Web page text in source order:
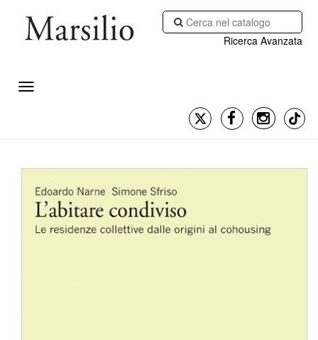
Ricerca Avanzata